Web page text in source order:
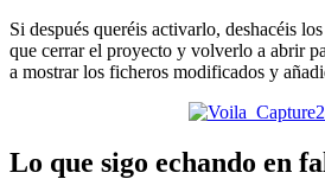
Si después queréis activarlo, deshacéis
que cerrar el proyecto y volverlo a abrir
a mostrar los ficheros modificados y
Lo que sigo echando en